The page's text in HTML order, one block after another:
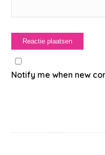
Notify me when new